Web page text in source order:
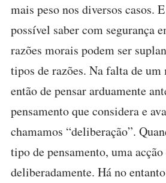
mais peso nos diversos casos.
possível saber com segurança
razões morais podem ser
tipos de razões. Na falta de um
então de pensar arduamente
pensamento que considera e
chamamos “deliberação”.
tipo de pensamento, uma
deliberadamente. Há no